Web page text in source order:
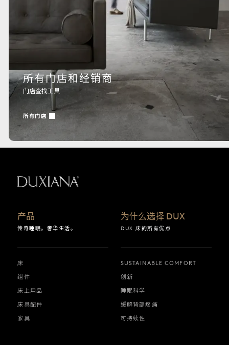
所有门店和经销商
门店查找工具
所有门店
产品
传奇睡眠。奢华生活。
床
组件
床上用品
床具配件
家具
为什么选择 DUX
DUX 床的所有优点
SUSTAINABLE COMFORT
创新
睡眠科学
缓解背部疼痛
可持续性